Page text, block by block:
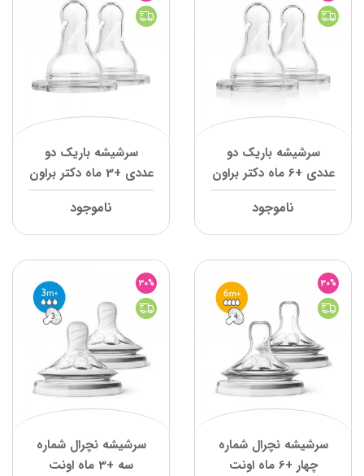
سرشیشه باریک دو
عددی +6 ماه دکتر براون
ناموجود
سرشیشه باریک دو
عددی +3 ماه دکتر براون
ناموجود
30%
سرشیشه نچرال شماره
چهار +6 ماه اونت
30%
سرشیشه نچرال شماره
سه +3 ماه اونت